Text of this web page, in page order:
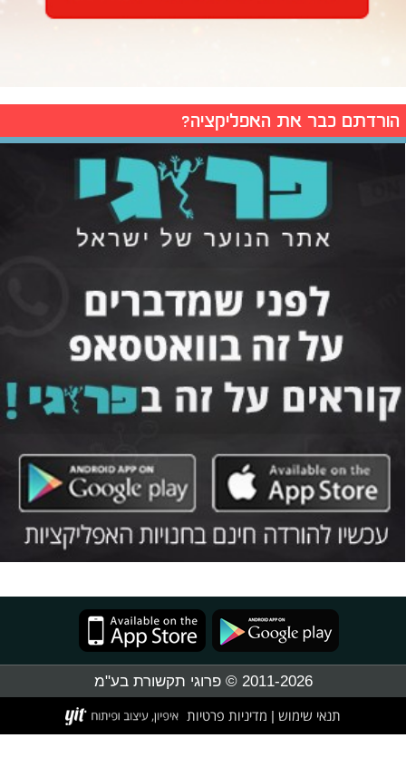
הורדתם כבר את האפליקציה?
2011-2026 © פרוגי תקשורת בע"מ
תנאי שימוש מדיניות פרטיות